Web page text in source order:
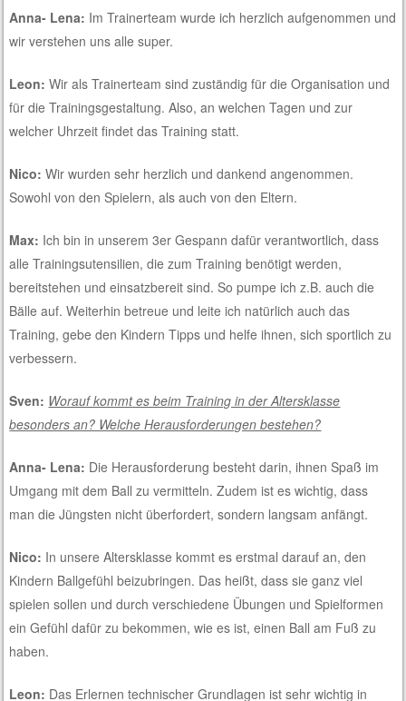
Anna- Lena: Im Trainerteam wurde ich herzlich aufgenommen und
wir verstehen uns alle super.
Leon: Wir als Trainerteam sind zuständig für die Organisation und
für die Trainingsgestaltung. Also, an welchen Tagen und zur
welcher Uhrzeit findet das Training statt.
Nico:Wir wurden sehr herzlich und dankend angenommen.
Sowohl von den Spielern, als auch von den Eltern.
Max: Ich bin in unserem 3er Gespann dafür verantwortlich, dass
alle Trainingsutensilien, die zum Training benötigt werden,
bereitstehen und einsatzbereit sind. So pumpe ich z.B. auch die
Bälle auf. Weiterhin betreue und leite ich natürlich auch das
Training, gebe den Kindern Tipps und helfe ihnen, sich sportlich zu
verbessern.
Sven: Worauf kommt es beim Training in der Altersklasse
besonders an? Welche Herausforderungen bestehen?
Anna- Lena: Die Herausforderung besteht darin, ihnen Spaß im
Umgang mit dem Ball zu vermitteln. Zudem ist es wichtig, dass
man die Jüngsten nicht überfordert, sondern langsam anfängt.
Nico: In unsere Altersklasse kommt es erstmal darauf an, den
Kindern Ballgefühl beizubringen. Das heißt, dass sie ganz viel
spielen sollen und durch verschiedene Übungen und Spielformen
ein Gefühl dafür zu bekommen, wie es ist, einen Ball am Fuß zu
haben.
Leon: Das Erlernen technischer Grundlagen ist sehr wichtig in